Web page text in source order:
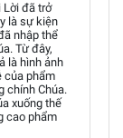
Lời đã trở
là sự kiện
nhập thể
Từ đây,
là hình ảnh
của phẩm
chính Chúa.
xuống thế
cao phẩm